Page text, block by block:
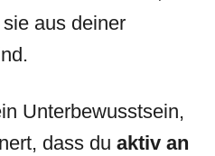
aus deiner
Unterbewusstsein,
dass du aktiv an